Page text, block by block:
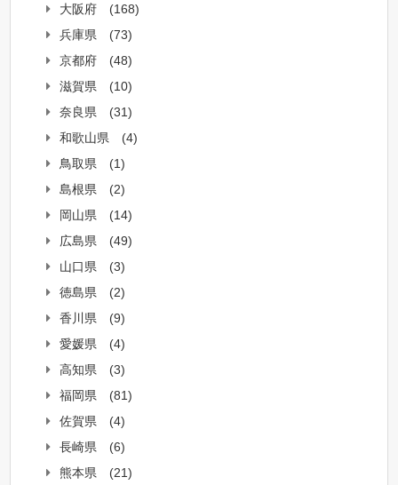
大阪府
(168)
兵庫県
(73)
京都府
(48)
滋賀県
(10)
奈良県
(31)
和歌山県
(4)
鳥取県
(1)
島根県
(2)
岡山県
(14)
広島県
(49)
山口県
(3)
徳島県
(2)
香川県
(9)
愛媛県
(4)
高知県
(3)
福岡県
(81)
佐賀県
(4)
長崎県
(6)
熊本県
(21)